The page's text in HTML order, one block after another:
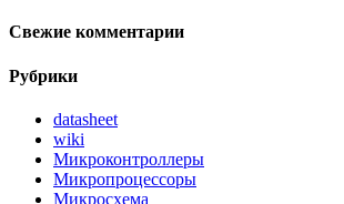
Свежие комментарии
Рубрики
datasheet
wiki
Микроконтроллеры
Микропроцессоры
Микросхема